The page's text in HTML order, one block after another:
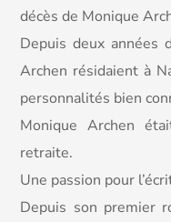
décès de Monique
Depuis deux années
Archen résidaient à
personnalités bien
Monique Archen
retraite.
Une passion pour
Depuis son premier